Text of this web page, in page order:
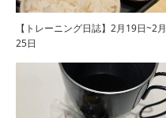
【トレーニング日誌】2月19日~2月
25日